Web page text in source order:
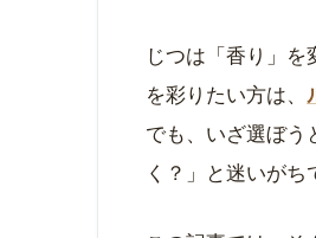
じつは「香り」
を彩りたい方は、
でも、いざ選ぼう
く？」と迷いがち